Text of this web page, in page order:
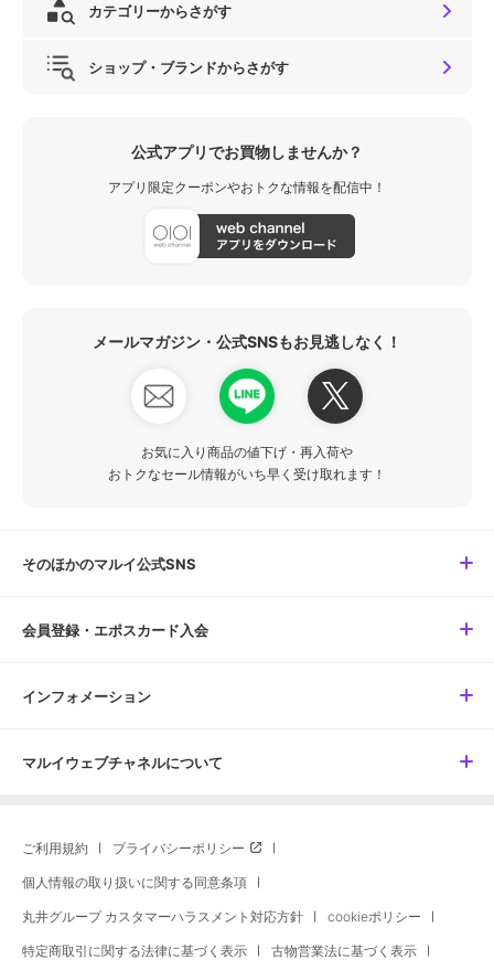
カテゴリーからさがす
ショップ・ブランドからさがす
公式アプリでお買物しませんか？
アプリ限定クーポンやおトクな情報を配信中！
メールマガジン・公式SNSもお見逃しなく！
お気に入り商品の値下げ・再入荷や
おトクなセール情報がいち早く受け取れます！
そのほかのマルイ公式SNS
会員登録・エポスカード入会
インフォメーション
マルイウェブチャネルについて
ご利用規約 プライバシーポリシー
個人情報の取り扱いに関する同意条項
丸井グループ カスタマーハラスメント対応方針 cookieポリシー
特定商取引に関する法律に基づく表示 古物営業法に基づく表示